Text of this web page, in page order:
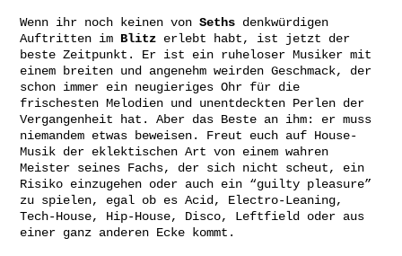
Wenn ihr noch keinen von Seths denkwürdigen
Auftritten im Blitz erlebt habt, ist jetzt der
beste Zeitpunkt. Er ist ein ruheloser Musiker mit
einem breiten und angenehm weirden Geschmack, der
schon immer ein neugieriges Ohr für die
frischesten Melodien und unentdeckten Perlen der
Vergangenheit hat. Aber das Beste an ihm: er muss
niemandem etwas beweisen. Freut euch auf House-
Musik der eklektischen Art von einem wahren
Meister seines Fachs, der sich nicht scheut, ein
Risiko einzugehen oder auch ein “guilty pleasure”
zu spielen, egal ob es Acid, Electro-Leaning,
Tech-House, Hip-House, Disco, Leftfield oder aus
einer ganz anderen Ecke kommt.